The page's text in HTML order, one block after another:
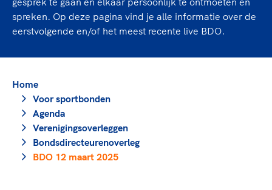
Sport gaat niet vanzelf
Sport verenigt. Op sportclubs, pleintjes, tijdens
Sportmatch
Handboek Wet- en Regelgeving
High5 Stappenplan
Ruimte voor sport
Clubondersteuning
Paralympische Spelen LA28
Europese Spelen Istanbul 2027
Topsportfinanciering
Maatschappelijke waarde topsport
Top teamsportcompetities
De TeamNL Academie
spreken. Op deze pagina vind je alle informatie over de
eerstvolgende en/of het meest recente live BDO.
Home
Voor sportbonden
Agenda
Verenigingsoverleggen
Bondsdirecteurenoverleg
BDO 12 maart 2025